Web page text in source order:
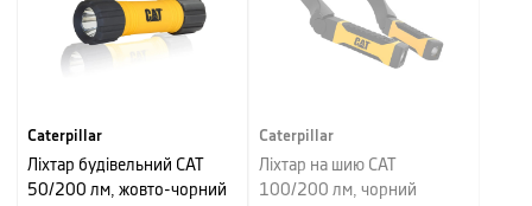
Caterpillar
Ліхтар будівельний CAT
50/200 лм, жовто-чорний
Caterpillar
Ліхтар на шию CAT
100/200 лм, чорний